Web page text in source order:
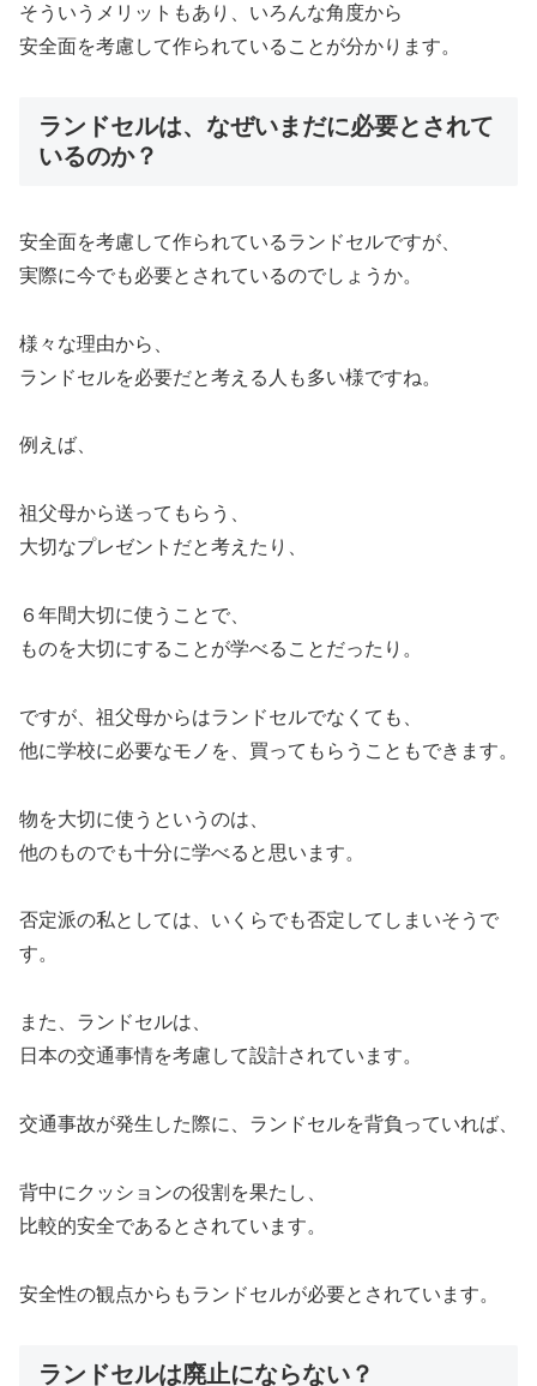
そういうメリットもあり、いろんな角度から
安全面を考慮して作られていることが分かります。
ランドセルは、なぜいまだに必要とされて
いるのか？
安全面を考慮して作られているランドセルですが、
実際に今でも必要とされているのでしょうか。
様々な理由から、
ランドセルを必要だと考える人も多い様ですね。
例えば、
祖父母から送ってもらう、
大切なプレゼントだと考えたり、
６年間大切に使うことで、
ものを大切にすることが学べることだったり。
ですが、祖父母からはランドセルでなくても、
他に学校に必要なモノを、買ってもらうこともできます。
物を大切に使うというのは、
他のものでも十分に学べると思います。
否定派の私としては、いくらでも否定してしまいそうで
す。
また、ランドセルは、
日本の交通事情を考慮して設計されています。
交通事故が発生した際に、ランドセルを背負っていれば、
背中にクッションの役割を果たし、
比較的安全であるとされています。
安全性の観点からもランドセルが必要とされています。
ランドセルは廃止にならない？